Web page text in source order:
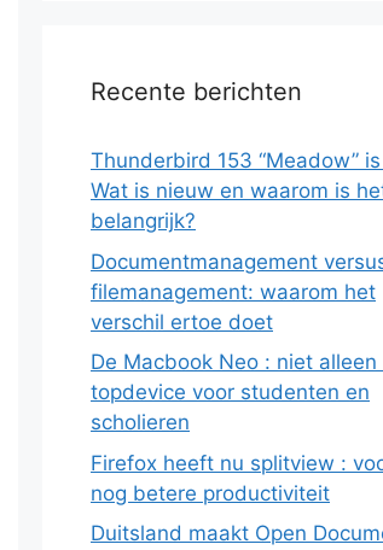
Recente berichten
Thunderbird 153 “Meadow”
Wat is nieuw en waarom is
belangrijk?
Documentmanagement
filemanagement: waarom het
verschil ertoe doet
De Macbook Neo : niet alleen
topdevice voor studenten en
scholieren
Firefox heeft nu splitview :
nog betere productiviteit
Duitsland maakt Open